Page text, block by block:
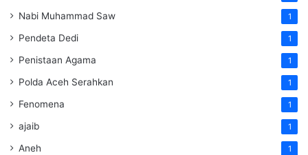
Nabi Muhammad Saw 1
Pendeta Dedi 1
Penistaan Agama 1
Polda Aceh Serahkan 1
Fenomena 1
ajaib 1
Aneh 1